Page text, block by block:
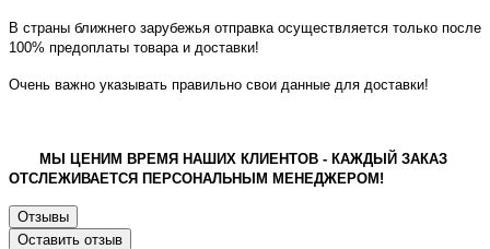
В страны ближнего зарубежья отправка осуществляется только после
100% предоплаты товара и доставки!
Очень важно указывать правильно свои данные для доставки!
МЫ ЦЕНИМ ВРЕМЯ НАШИХ КЛИЕНТОВ - КАЖДЫЙ ЗАКАЗ
ОТСЛЕЖИВАЕТСЯ ПЕРСОНАЛЬНЫМ МЕНЕДЖЕРОМ!
Отзывы
Оставить отзыв